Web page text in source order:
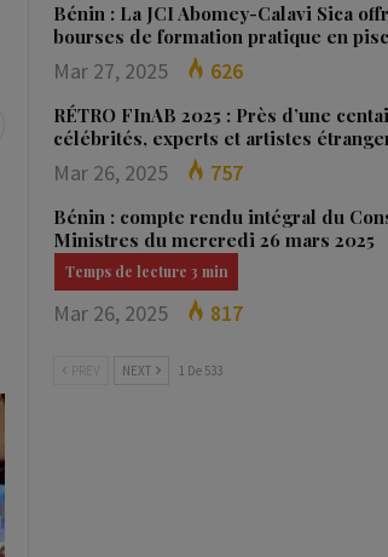
Bénin : La JCI Abomey-Calavi Sica
bourses de formation pratique en
Mar 27, 2025 626
RÉTRO FInAB 2025 : Près d’une
célébrités, experts et artistes
Mar 26, 2025 757
Bénin : compte rendu intégral du
Ministres du mercredi 26 mars 2025
Mar 26, 2025 817
NEXT 1 De 533